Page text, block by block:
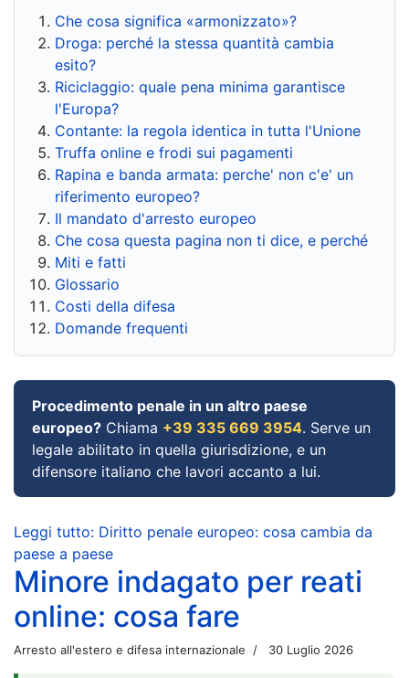
Che cosa significa «armonizzato»?
Droga: perché la stessa quantità cambia
esito?
Riciclaggio: quale pena minima garantisce
l'Europa?
Contante: la regola identica in tutta l'Unione
Truffa online e frodi sui pagamenti
Rapina e banda armata: perche' non c'e' un
riferimento europeo?
Il mandato d'arresto europeo
Che cosa questa pagina non ti dice, e perché
Miti e fatti
Glossario
Costi della difesa
Domande frequenti
Procedimento penale in un altro paese
europeo? Chiama +39 335 669 3954. Serve un
legale abilitato in quella giurisdizione, e un
difensore italiano che lavori accanto a lui.
Leggi tutto: Diritto penale europeo: cosa cambia da
paese a paese
Minore indagato per reati
online: cosa fare
Arresto all'estero e difesa internazionale 30 Luglio 2026